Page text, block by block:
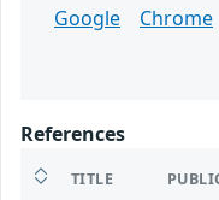
Google
Chrome
References
TITLE